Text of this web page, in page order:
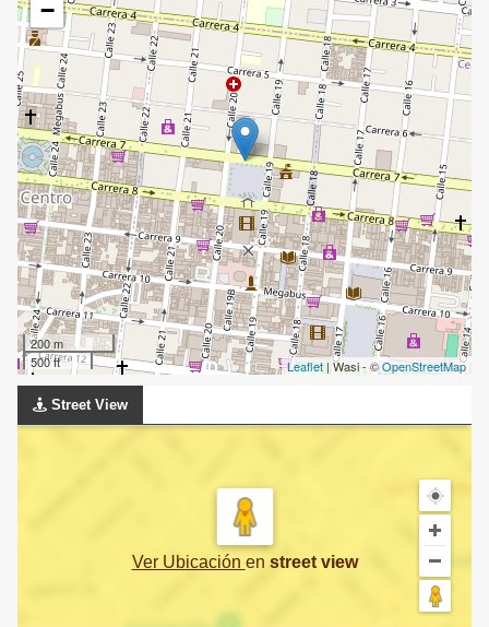
−
200 m
500 ft
Leaflet | Wasi - ©OpenStreetMap
Street View
Ver Ubicación en street view